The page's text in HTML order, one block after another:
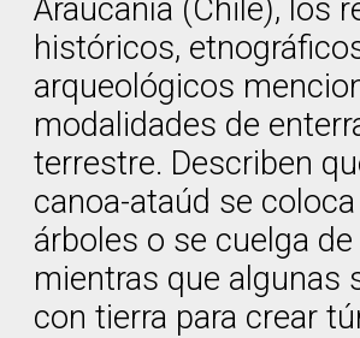
Araucanía (Chile), los
históricos,
arqueológicos
modalidades de
terrestre. Describen
canoa-ataúd se coloca
árboles o se cuelga
mientras que algunas
con tierra para crear